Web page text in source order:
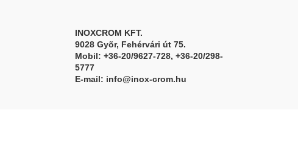
INOXCROM KFT.
9028 Gyõr, Fehérvári út 75.
Mobil: +36-20/9627-728, +36-20/298-
5777
E-mail: info@inox-crom.hu